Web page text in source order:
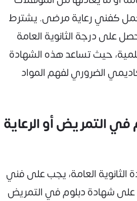
كفني رعاية مرضى. يشترط
على درجة الثانوية العامة
حيث تساعد هذه الشهادة
الضروري لفهم المواد
في التمريض أو الرعاية
العامة، يجب على فني
على شهادة دبلوم في التمريض